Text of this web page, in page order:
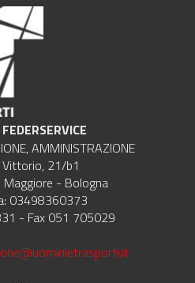
AMMINISTRAZIONE
Vittorio, 21/b1
- Bologna
03498360373
- Fax 051 705029